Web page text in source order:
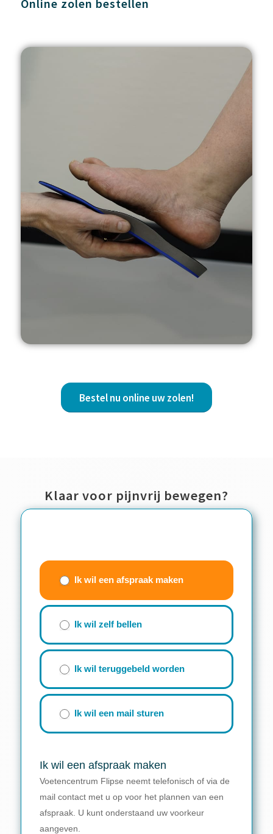
Online zolen bestellen
Bestel nu online uw zolen!
Klaar voor pijnvrij bewegen?
Contactwizzard
(beknopt
formulier)
Ik wil een afspraak maken
Ik wil zelf bellen
Ik wil teruggebeld worden
Ik wil een mail sturen
Ik wil een afspraak maken
Voetencentrum Flipse neemt telefonisch of via de
mail contact met u op voor het plannen van een
afspraak. U kunt onderstaand uw voorkeur
aangeven.